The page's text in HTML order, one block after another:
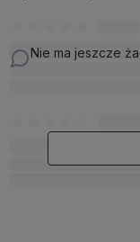
Nie ma jeszcze